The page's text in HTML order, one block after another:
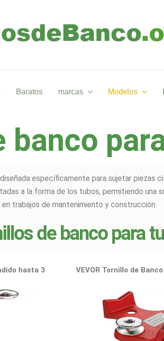
Baratos marcas Modelos
banco
específicamente para sujetar piezas
a la forma de los tubos, permitiendo una
trabajos de mantenimiento y construcción.
de banco para
hasta 3
VEVOR Tornillo de